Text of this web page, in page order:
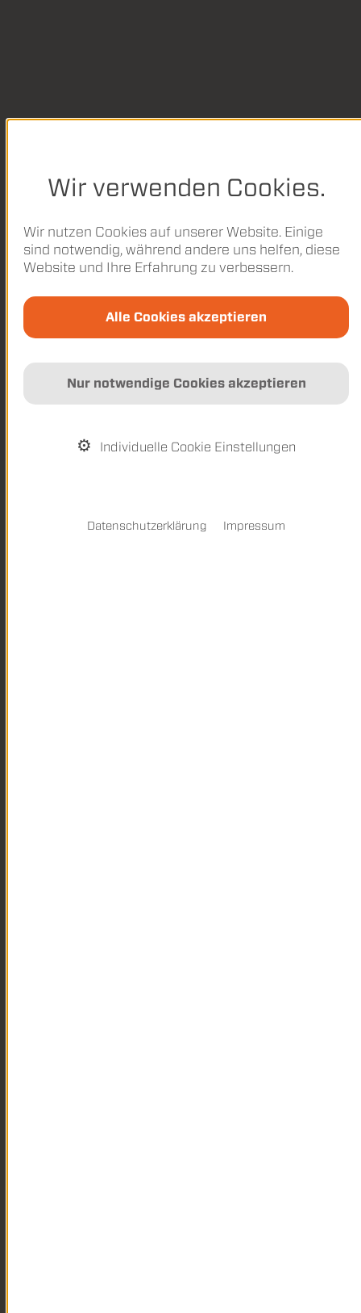
Wir verwenden Cookies.
Wir nutzen Cookies auf unserer Website. Einige
sind notwendig, während andere uns helfen, diese
Website und Ihre Erfahrung zu verbessern.
Alle Cookies akzeptieren
Nur notwendige Cookies akzeptieren
Individuelle Cookie Einstellungen
Datenschutzerklärung Impressum